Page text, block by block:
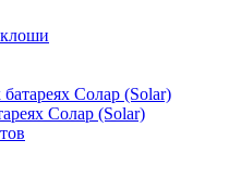
Солар (Solar)
Солар (Solar)